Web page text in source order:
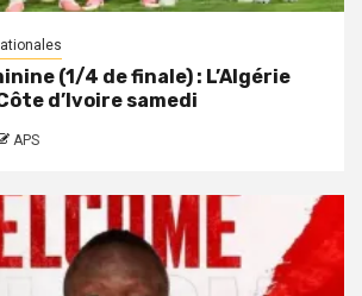
(1/4 de finale) : L’Algérie
d’Ivoire samedi
APS